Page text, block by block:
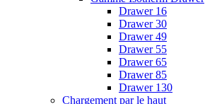
Drawer 16
Drawer 30
Drawer 49
Drawer 55
Drawer 65
Drawer 85
Drawer 130
Chargement par le haut